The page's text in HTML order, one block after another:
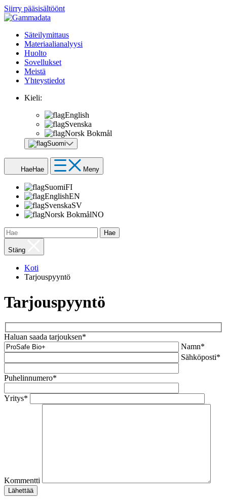
Siirry pääsisältöönt
Säteilymittaus
Materiaalianalyysi
Huolto
Sovellukset
Meistä
Yhteystiedot
Kieli:
English
Svenska
Norsk Bokmål
Suomi
HaeHae Meny
SuomiFI
EnglishEN
SvenskaSV
Norsk BokmålNO
Hae
Stäng
Koti
Tarjouspyyntö
Tarjouspyyntö
Haluan saada tarjouksen*
Namn*
Sähköposti*
Puhelinnumero*
Yritys*
Kommentti